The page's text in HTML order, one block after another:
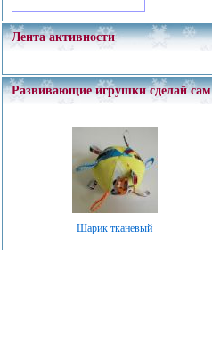
Лента активности
Развивающие игрушки сделай сам
Шарик тканевый